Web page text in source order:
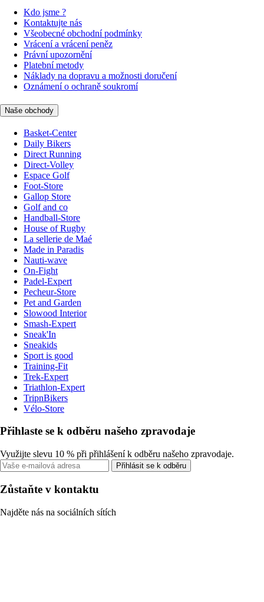
Kdo jsme ?
Kontaktujte nás
Všeobecné obchodní podmínky
Vrácení a vrácení peněz
Právní upozornění
Platební metody
Náklady na dopravu a možnosti doručení
Oznámení o ochraně soukromí
Naše obchody
Basket-Center
Daily Bikers
Direct Running
Direct-Volley
Espace Golf
Foot-Store
Gallop Store
Golf and co
Handball-Store
House of Rugby
La sellerie de Maé
Made in Paradis
Nauti-wave
On-Fight
Padel-Expert
Pecheur-Store
Pet and Garden
Slowood Interior
Smash-Expert
Sneak'In
Sneakids
Sport is good
Training-Fit
Trek-Expert
Triathlon-Expert
TripnBikers
Vélo-Store
Přihlaste se k odběru našeho zpravodaje
Využijte slevu 10 % při přihlášení k odběru našeho zpravodaje.
Přihlásit se k odběru
Zůstaňte v kontaktu
Najděte nás na sociálních sítích